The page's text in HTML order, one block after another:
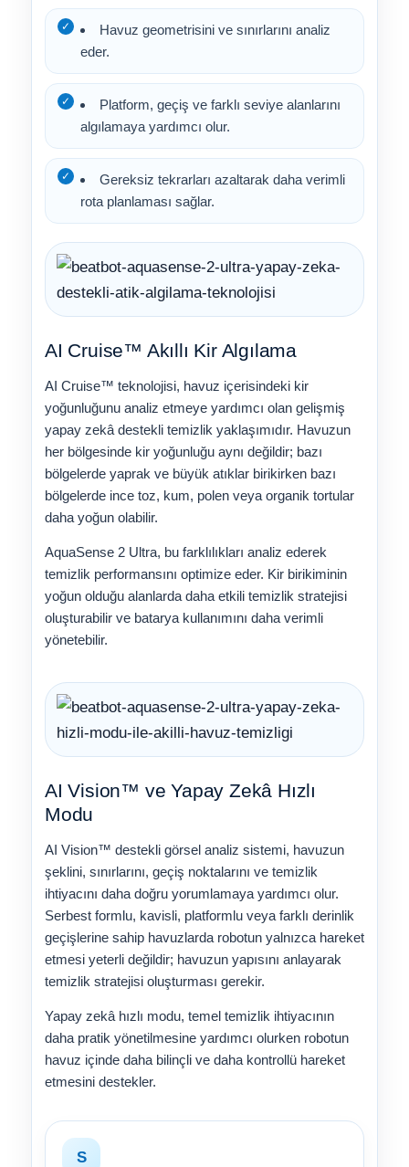
Havuz geometrisini ve sınırlarını analiz
eder.
Platform, geçiş ve farklı seviye alanlarını
algılamaya yardımcı olur.
Gereksiz tekrarları azaltarak daha verimli
rota planlaması sağlar.
AI Cruise™ Akıllı Kir Algılama
AI Cruise™ teknolojisi, havuz içerisindeki kir
yoğunluğunu analiz etmeye yardımcı olan gelişmiş
yapay zekâ destekli temizlik yaklaşımıdır. Havuzun
her bölgesinde kir yoğunluğu aynı değildir; bazı
bölgelerde yaprak ve büyük atıklar birikirken bazı
bölgelerde ince toz, kum, polen veya organik tortular
daha yoğun olabilir.
AquaSense 2 Ultra, bu farklılıkları analiz ederek
temizlik performansını optimize eder. Kir birikiminin
yoğun olduğu alanlarda daha etkili temizlik stratejisi
oluşturabilir ve batarya kullanımını daha verimli
yönetebilir.
AI Vision™ ve Yapay Zekâ Hızlı
Modu
AI Vision™ destekli görsel analiz sistemi, havuzun
şeklini, sınırlarını, geçiş noktalarını ve temizlik
ihtiyacını daha doğru yorumlamaya yardımcı olur.
Serbest formlu, kavisli, platformlu veya farklı derinlik
geçişlerine sahip havuzlarda robotun yalnızca hareket
etmesi yeterli değildir; havuzun yapısını anlayarak
temizlik stratejisi oluşturması gerekir.
Yapay zekâ hızlı modu, temel temizlik ihtiyacının
daha pratik yönetilmesine yardımcı olurken robotun
havuz içinde daha bilinçli ve daha kontrollü hareket
etmesini destekler.
S